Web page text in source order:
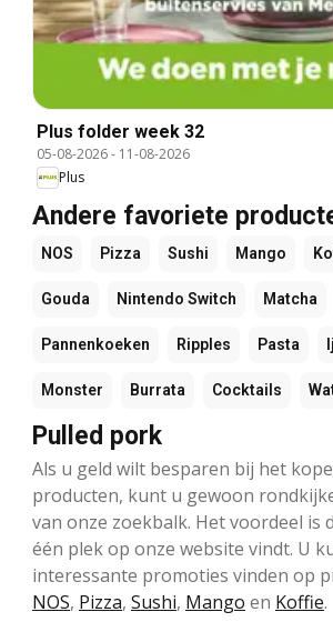
Plus folder week 32
05-08-2026- 11-08-2026
Plus
Andere favoriete
NOS Pizza Sushi Mango
Gouda Nintendo Switch Matcha
Pannenkoeken Ripples Pasta
Monster Burrata Cocktails
Pulled pork
Als u geld wilt besparen bij het
producten, kunt u gewoon
van onze zoekbalk. Het voordeel is
één plek op onze website vindt. U
interessante promoties vinden op
NOS, Pizza, Sushi, Mango en Koffie.